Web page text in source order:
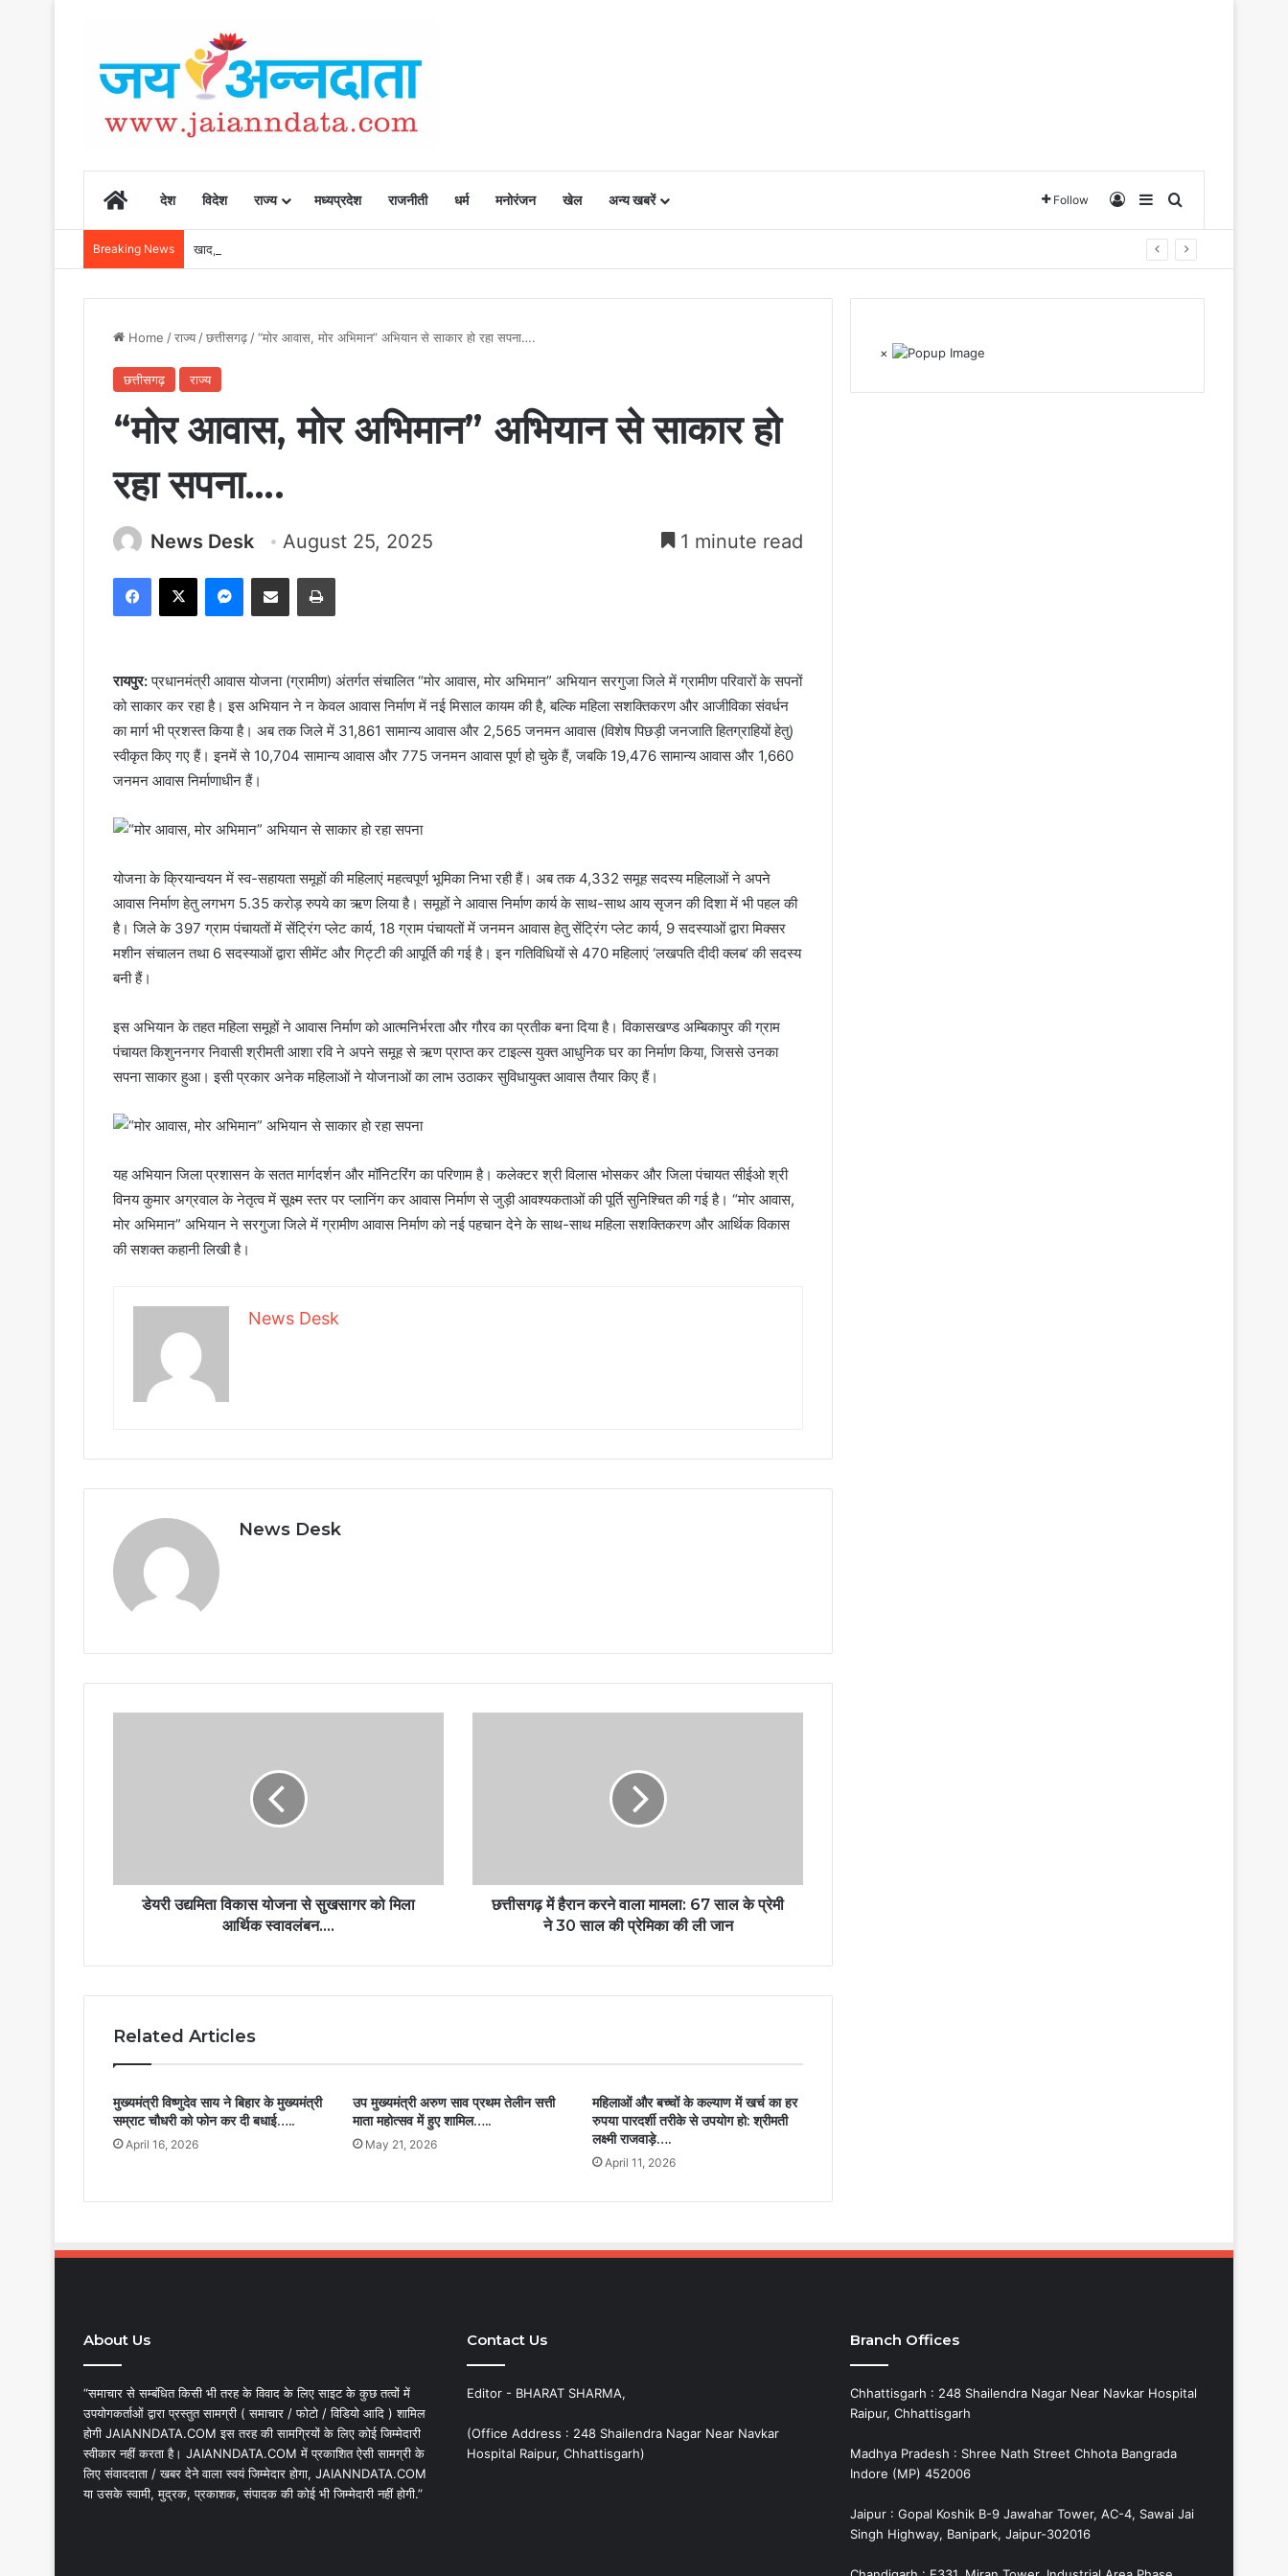
Homeदेश विदेश राज्य मध्यप्रदेश राजनीती धर्म मनोरंजन खेल अन्य खबरें Follow Log InSidebarSearch for
Breaking News खाद, बीज और उर्वरकों की समय पर उपलब्धता से किसानों में उत्साह, नैनो डीएपी और नैनो यूरिया बने किसानों के भरोसेमंद कृषि साथी…..
Home /राज्य/छत्तीसगढ़/“मोर आवास, मोर अभिमान” अभियान से साकार हो रहा सपना….
छत्तीसगढ़ राज्य
“मोर आवास, मोर अभिमान” अभियान से साकार हो
रहा सपना….
News Desk August 25, 2025 1 minute read
Facebook
X Messenger
Share via Email Print
रायपुर:प्रधानमंत्री आवास योजना (ग्रामीण) अंतर्गत संचालित “मोर आवास, मोर अभिमान” अभियान सरगुजा जिले में ग्रामीण परिवारों के सपनों
को साकार कर रहा है। इस अभियान ने न केवल आवास निर्माण में नई मिसाल कायम की है, बल्कि महिला सशक्तिकरण और आजीविका संवर्धन
का मार्ग भी प्रशस्त किया है। अब तक जिले में 31,861 सामान्य आवास और 2,565 जनमन आवास (विशेष पिछड़ी जनजाति हितग्राहियों हेतु)
स्वीकृत किए गए हैं। इनमें से 10,704 सामान्य आवास और 775 जनमन आवास पूर्ण हो चुके हैं, जबकि 19,476 सामान्य आवास और 1,660
जनमन आवास निर्माणाधीन हैं।
योजना के क्रियान्वयन में स्व-सहायता समूहों की महिलाएं महत्वपूर्ण भूमिका निभा रही हैं। अब तक 4,332 समूह सदस्य महिलाओं ने अपने
आवास निर्माण हेतु लगभग 5.35 करोड़ रुपये का ऋण लिया है। समूहों ने आवास निर्माण कार्य के साथ-साथ आय सृजन की दिशा में भी पहल की
है। जिले के 397 ग्राम पंचायतों में सेंट्रिंग प्लेट कार्य, 18 ग्राम पंचायतों में जनमन आवास हेतु सेंट्रिंग प्लेट कार्य, 9 सदस्याओं द्वारा मिक्सर
मशीन संचालन तथा 6 सदस्याओं द्वारा सीमेंट और गिट्टी की आपूर्ति की गई है। इन गतिविधियों से 470 महिलाएं ‘लखपति दीदी क्लब’ की सदस्य
बनी हैं।
इस अभियान के तहत महिला समूहों ने आवास निर्माण को आत्मनिर्भरता और गौरव का प्रतीक बना दिया है। विकासखण्ड अम्बिकापुर की ग्राम
पंचायत किशुननगर निवासी श्रीमती आशा रवि ने अपने समूह से ऋण प्राप्त कर टाइल्स युक्त आधुनिक घर का निर्माण किया, जिससे उनका
सपना साकार हुआ। इसी प्रकार अनेक महिलाओं ने योजनाओं का लाभ उठाकर सुविधायुक्त आवास तैयार किए हैं।
यह अभियान जिला प्रशासन के सतत मार्गदर्शन और मॉनिटरिंग का परिणाम है। कलेक्टर श्री विलास भोसकर और जिला पंचायत सीईओ श्री
विनय कुमार अग्रवाल के नेतृत्व में सूक्ष्म स्तर पर प्लानिंग कर आवास निर्माण से जुड़ी आवश्यकताओं की पूर्ति सुनिश्चित की गई है। “मोर आवास,
मोर अभिमान” अभियान ने सरगुजा जिले में ग्रामीण आवास निर्माण को नई पहचान देने के साथ-साथ महिला सशक्तिकरण और आर्थिक विकास
की सशक्त कहानी लिखी है।
News Desk
News Desk
डेयरी उद्यमिता विकास योजना से सुखसागर को मिला
आर्थिक स्वावलंबन….
छत्तीसगढ़ में हैरान करने वाला मामला: 67 साल के प्रेमी
ने 30 साल की प्रेमिका की ली जान
Related Articles
मुख्यमंत्री विष्णुदेव साय ने बिहार के मुख्यमंत्री
सम्राट चौधरी को फोन कर दी बधाई…..
April 16, 2026
उप मुख्यमंत्री अरुण साव प्रथम तेलीन सत्ती
माता महोत्सव में हुए शामिल…..
May 21, 2026
महिलाओं और बच्चों के कल्याण में खर्च का हर
रुपया पारदर्शी तरीके से उपयोग हो: श्रीमती
लक्ष्मी राजवाड़े….
April 11, 2026
×
About Us
“समाचार से सम्बंधित किसी भी तरह के विवाद के लिए साइट के कुछ तत्वों में
उपयोगकर्ताओं द्वारा प्रस्तुत सामग्री ( समाचार / फोटो / विडियो आदि ) शामिल
होगी JAIANNDATA.COM इस तरह की सामग्रियों के लिए कोई जिम्मेदारी
स्वीकार नहीं करता है। JAIANNDATA.COM में प्रकाशित ऐसी सामग्री के
लिए संवाददाता / खबर देने वाला स्वयं जिम्मेदार होगा, JAIANNDATA.COM
या उसके स्वामी, मुद्रक, प्रकाशक, संपादक की कोई भी जिम्मेदारी नहीं होगी.”
Contact Us
Editor - BHARAT SHARMA,
(Office Address : 248 Shailendra Nagar Near Navkar
Hospital Raipur, Chhattisgarh)
Branch Offices
Chhattisgarh : 248 Shailendra Nagar Near Navkar Hospital
Raipur, Chhattisgarh
Madhya Pradesh : Shree Nath Street Chhota Bangrada
Indore (MP) 452006
Jaipur : Gopal Koshik B-9 Jawahar Tower, AC-4, Sawai Jai
Singh Highway, Banipark, Jaipur-302016